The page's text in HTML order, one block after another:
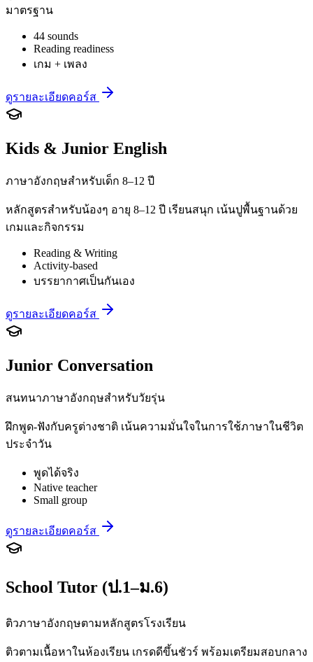
มาตรฐาน
44 sounds
Reading readiness
เกม + เพลง
ดูรายละเอียดคอร์ส
Kids & Junior English
ภาษาอังกฤษสำหรับเด็ก 8–12 ปี
หลักสูตรสำหรับน้องๆ อายุ 8–12 ปี เรียนสนุก เน้นปูพื้นฐานด้วย
เกมและกิจกรรม
Reading & Writing
Activity-based
บรรยากาศเป็นกันเอง
ดูรายละเอียดคอร์ส
Junior Conversation
สนทนาภาษาอังกฤษสำหรับวัยรุ่น
ฝึกพูด-ฟังกับครูต่างชาติ เน้นความมั่นใจในการใช้ภาษาในชีวิต
ประจำวัน
พูดได้จริง
Native teacher
Small group
ดูรายละเอียดคอร์ส
School Tutor (ป.1–ม.6)
ติวภาษาอังกฤษตามหลักสูตรโรงเรียน
ติวตามเนื้อหาในห้องเรียน เกรดดีขึ้นชัวร์ พร้อมเตรียมสอบกลาง